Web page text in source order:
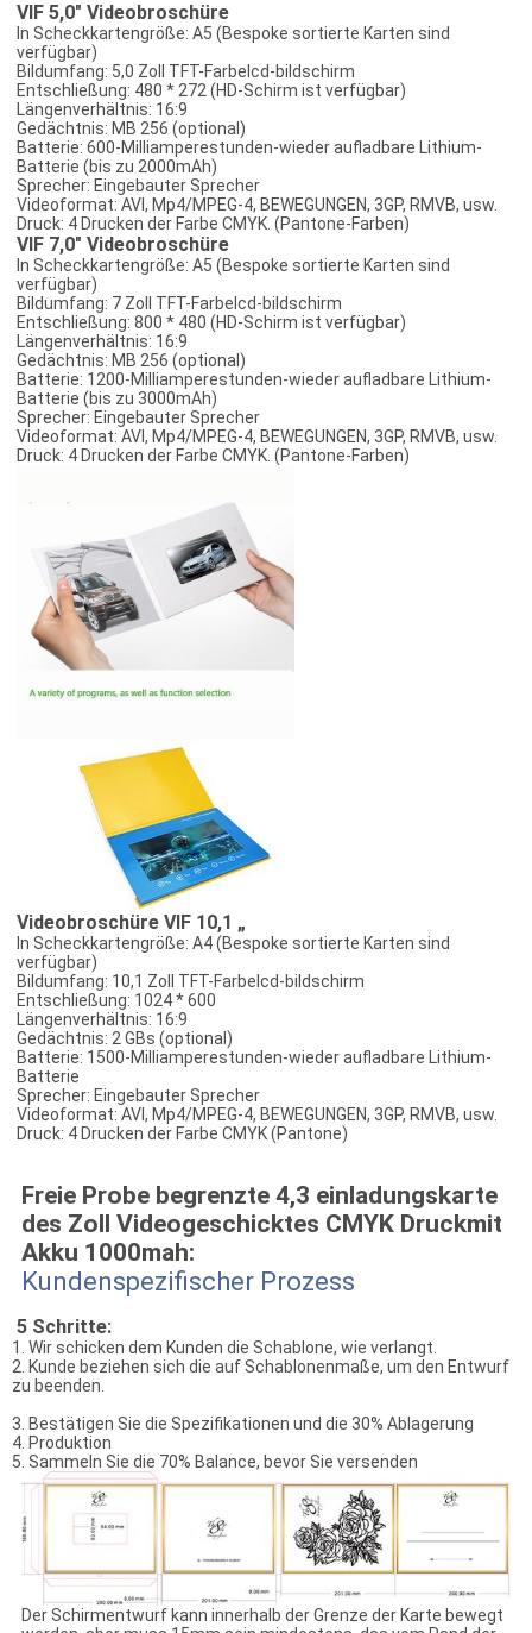
VIF 5,0" Videobroschüre
In Scheckkartengröße: A5 (Bespoke sortierte Karten sind
verfügbar)
Bildumfang: 5,0 Zoll TFT-Farbelcd-bildschirm
Entschließung: 480 * 272 (HD-Schirm ist verfügbar)
Längenverhältnis: 16:9
Gedächtnis: MB 256 (optional)
Batterie: 600-Milliamperestunden-wieder aufladbare Lithium-
Batterie (bis zu 2000mAh)
Sprecher: Eingebauter Sprecher
Videoformat: AVI, Mp4/MPEG-4, BEWEGUNGEN, 3GP, RMVB, usw.
Druck: 4 Drucken der Farbe CMYK. (Pantone-Farben)
VIF 7,0" Videobroschüre
In Scheckkartengröße: A5 (Bespoke sortierte Karten sind
verfügbar)
Bildumfang: 7 Zoll TFT-Farbelcd-bildschirm
Entschließung: 800 * 480 (HD-Schirm ist verfügbar)
Längenverhältnis: 16:9
Gedächtnis: MB 256 (optional)
Batterie: 1200-Milliamperestunden-wieder aufladbare Lithium-
Batterie (bis zu 3000mAh)
Sprecher: Eingebauter Sprecher
Videoformat: AVI, Mp4/MPEG-4, BEWEGUNGEN, 3GP, RMVB, usw.
Druck: 4 Drucken der Farbe CMYK. (Pantone-Farben)
Videobroschüre VIF 10,1 „
In Scheckkartengröße: A4 (Bespoke sortierte Karten sind
verfügbar)
Bildumfang: 10,1 Zoll TFT-Farbelcd-bildschirm
Entschließung: 1024 * 600
Längenverhältnis: 16:9
Gedächtnis: 2 GBs (optional)
Batterie: 1500-Milliamperestunden-wieder aufladbare Lithium-
Batterie
Sprecher: Eingebauter Sprecher
Videoformat: AVI, Mp4/MPEG-4, BEWEGUNGEN, 3GP, RMVB, usw.
Druck: 4 Drucken der Farbe CMYK (Pantone)
Freie Probe begrenzte 4,3 einladungskarte
des Zoll Videogeschicktes CMYK Druckmit
Akku 1000mah:
Kundenspezifischer Prozess
5 Schritte:
1. Wir schicken dem Kunden die Schablone, wie verlangt.
2. Kunde beziehen sich die auf Schablonenmaße, um den Entwurf
zu beenden.
3. Bestätigen Sie die Spezifikationen und die 30% Ablagerung
4. Produktion
5. Sammeln Sie die 70% Balance, bevor Sie versenden
Der Schirmentwurf kann innerhalb der Grenze der Karte bewegt